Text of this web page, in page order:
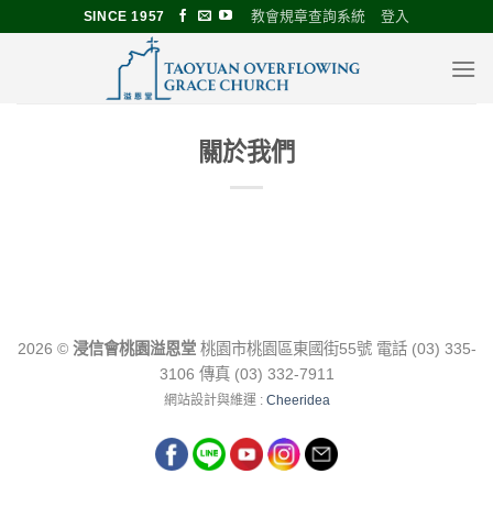
SINCE 1957 教會規章查詢系統 登入
關於我們
2026 © 浸信會桃園溢恩堂桃園市桃園區東國街55號 電話 (03) 335-
3106 傳真 (03) 332-7911
網站設計與維運 : Cheeridea